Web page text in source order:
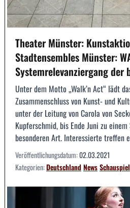
Theater Münster:
Stadtensembles Münster:
Systemrelevanziergang der
Unter dem Motto „Walk’n Act“ lädt
Zusammenschluss von Kunst- und
unter der Leitung von Carola von
Kupferschmid, bis Ende Juni zu
besonderen Art. Interessierte treffen
Veröffentlichungsdatum:02.03.2021
Kategorien:DeutschlandNewsSchauspiel